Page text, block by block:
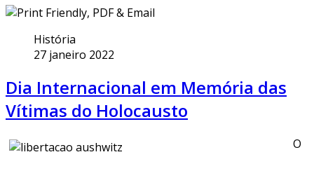
História
27 janeiro 2022
Dia Internacional em Memória das
Vítimas do Holocausto
O